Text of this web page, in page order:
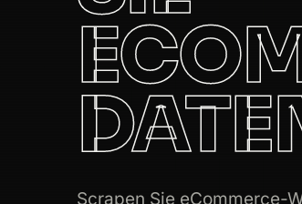
Scrapen Sie eCommerce-